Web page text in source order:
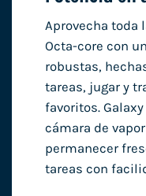
Aprovecha toda
Octa-core con
robustas,
tareas, jugar y
favoritos.
cámara de
permanecer
tareas con